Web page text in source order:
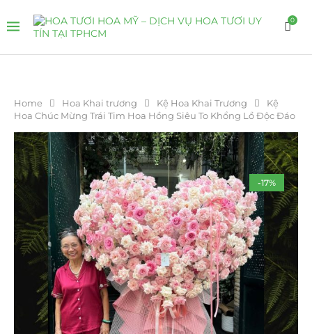
0
Home Hoa Khai trương Kệ Hoa Khai Trương
Kệ
Hoa Chúc Mừng Trái Tim Hoa Hồng Siêu To Khổng Lồ Độc Đáo
-17%